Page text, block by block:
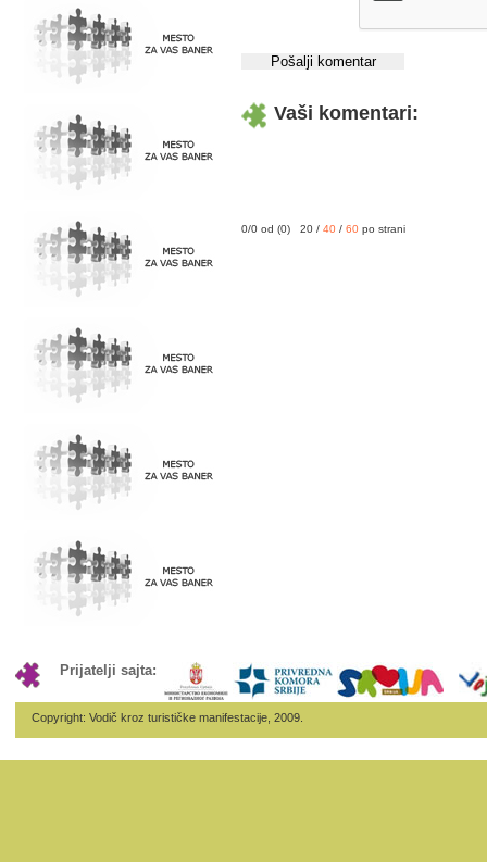
Vaši komentari:
0/0 od (0) 20 / 40 / 60 po strani
Copyright: Vodič kroz turističke manifestacije, 2009.
Prijatelji sajta: